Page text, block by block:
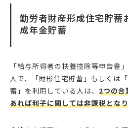
勤労者財産形成住宅貯蓄
成年金貯蓄
「給与所得者の扶養控除等申告書
人で、「財形住宅貯蓄」もしくは
蓄」を利用している人は、 2つの合
あれば利子に関しては非課税とな